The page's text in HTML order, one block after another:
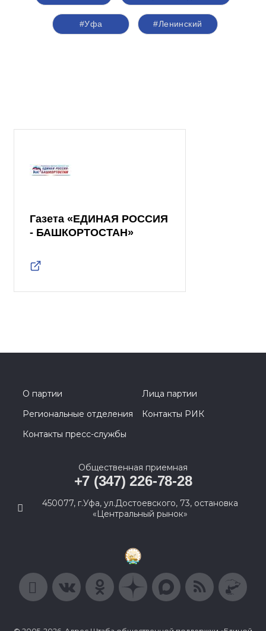
#Уфа #Ленинский
Газета «ЕДИНАЯ РОССИЯ
- БАШКОРТОСТАН»
О партии
Лица партии
Региональные отделения
Контакты РИК
Контакты пресс-службы
Общественная приемная
+7 (347) 226-78-28
450077, г.Уфа, ул.Достоевского, 73, остановка
«Центральный рынок»